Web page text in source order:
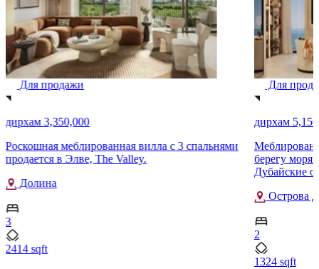
Для продажи
дирхам 3,350,000
Роскошная меблированная вилла с 3 спальнями
продается в Элве, The Valley.
Долина
3
2414 sqft
Для
дирхам
берегу моря
Дубайские
Острова
2
1324 sqft